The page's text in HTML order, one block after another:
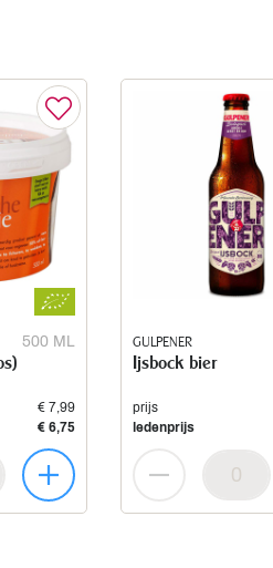
500 ML
€ 7,99
€ 6,75
GULPENER
Ijsbock bier
prijs
ledenprijs